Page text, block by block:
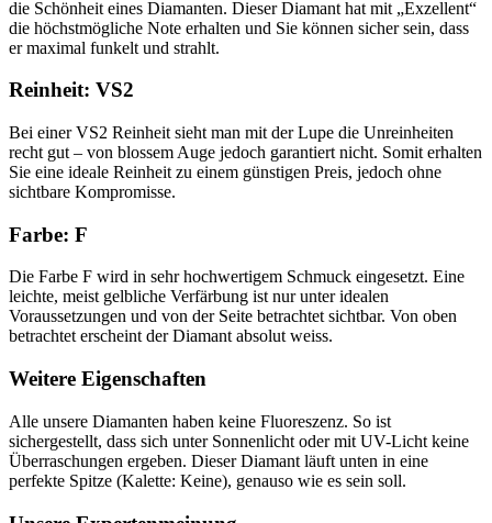
die Schönheit eines Diamanten. Dieser Diamant hat mit „Exzellent“
die höchstmögliche Note erhalten und Sie können sicher sein, dass
er maximal funkelt und strahlt.
Reinheit: VS2
Bei einer VS2 Reinheit sieht man mit der Lupe die Unreinheiten
recht gut – von blossem Auge jedoch garantiert nicht. Somit erhalten
Sie eine ideale Reinheit zu einem günstigen Preis, jedoch ohne
sichtbare Kompromisse.
Farbe: F
Die Farbe F wird in sehr hochwertigem Schmuck eingesetzt. Eine
leichte, meist gelbliche Verfärbung ist nur unter idealen
Voraussetzungen und von der Seite betrachtet sichtbar. Von oben
betrachtet erscheint der Diamant absolut weiss.
Weitere Eigenschaften
Alle unsere Diamanten haben keine Fluoreszenz. So ist
sichergestellt, dass sich unter Sonnenlicht oder mit UV-Licht keine
Überraschungen ergeben. Dieser Diamant läuft unten in eine
perfekte Spitze (Kalette: Keine), genauso wie es sein soll.